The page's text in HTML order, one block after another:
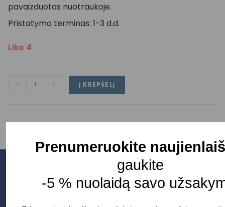
pavaizduotos nuotraukoje.
Pristatymo terminas: 1-3 d.d.
Liko 4
- + Į KREPŠELĮ
Prenumeruokite
gaukite
-5 % nuolaidą savo